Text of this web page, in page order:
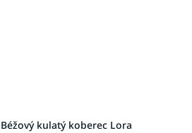
Béžový kulatý koberec Lora